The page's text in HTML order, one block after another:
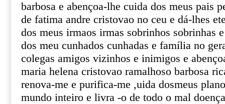
barbosa e abençoa-lhe cuida dos meus pais
de fatima andre cristovao no ceu e dá-lhes
dos meus irmaos irmas sobrinhos sobrinhas
dos meu cunhados cunhadas e família no
colegas amigos vizinhos e inimigos e
maria helena cristovao ramalhoso barbosa
renova-me e purifica-me ,uida dosmeus
mundo inteiro e livra -o de todo o mal